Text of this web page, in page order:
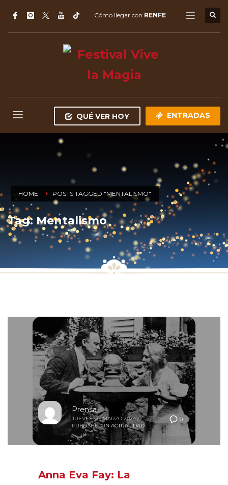
Cómo llegar con RENFE
QUÉ VER HOY ENTRADAS
HOME POSTS TAGGED "MENTALISMO"
Tag: Mentalismo
0
Prensa
JUEVES, 07 MARZO 2024 /
PUBLISHED IN ACTUALIDAD
Anna Eva Fay: La